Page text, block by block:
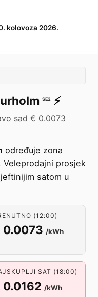
kolovoza 2026.
SE2 ⚡️
sad € 0.0073
određuje zona
Veleprodajni prosjek
satom u
(12:00)
0.0073 /kWh
SAT (18:00)
0.0162 /kWh